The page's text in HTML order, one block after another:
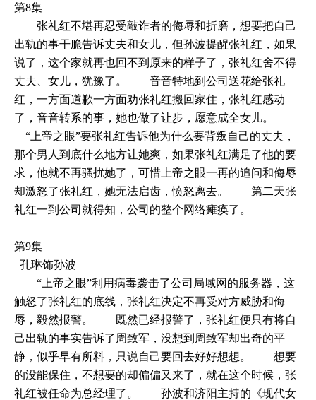
第8集
张礼红不堪再忍受敲诈者的侮辱和折磨，想要把自己
出轨的事干脆告诉丈夫和女儿，但孙波提醒张礼红，如果
说了，这个家就再也回不到原来的样子了，张礼红舍不得
丈夫、女儿，犹豫了。 音音特地到公司送花给张礼
红，一方面道歉一方面劝张礼红搬回家住，张礼红感动
了，音音转系的事，她也做了让步，愿意成全女儿。
“上帝之眼”要张礼红告诉他为什么要背叛自己的丈夫，
那个男人到底什么地方让她爽，如果张礼红满足了他的要
求，他就不再骚扰她了，可惜上帝之眼一再的追问和侮辱
却激怒了张礼红，她无法启齿，愤怒离去。 第二天张
礼红一到公司就得知，公司的整个网络瘫痪了。
第9集
孔琳饰孙波
“上帝之眼”利用病毒袭击了公司局域网的服务器，这
触怒了张礼红的底线，张礼红决定不再受对方威胁和侮
辱，毅然报警。 既然已经报警了，张礼红便只有将自
己出轨的事实告诉了周致军，没想到周致军却出奇的平
静，似乎早有所料，只说自己要回去好好想想。 想要
的没能保住，不想要的却偏偏又来了，就在这个时候，张
礼红被任命为总经理了。 孙波和济阳主持的《现代女